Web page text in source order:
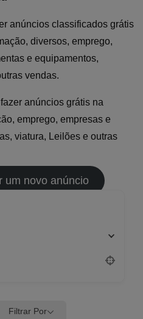
anúncios classificados grátis
diversos, emprego,
e equipamentos,
vendas.
anúncios grátis na
emprego, empresas e
viatura, Leilões e outras
um novo anúncio
Filtrar Por